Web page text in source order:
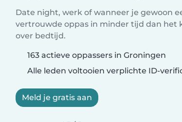
Date night, werk of wanneer je gewoon
vertrouwde oppas in minder tijd dan het
over bedtijd.
163 actieve oppassers in Groningen
Alle leden voltooien verplichte ID-
Meld je gratis aan